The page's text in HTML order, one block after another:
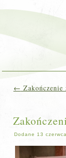
←
Dodane 13